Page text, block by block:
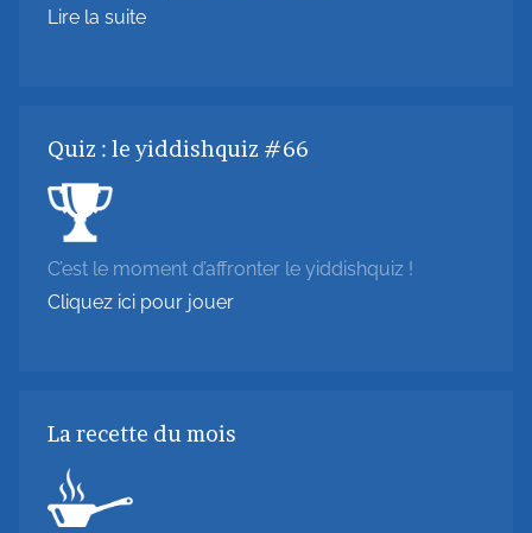
Lire la suite
Quiz : le yiddishquiz #66
C’est le moment d’affronter le yiddishquiz !
Cliquez ici pour jouer
La recette du mois